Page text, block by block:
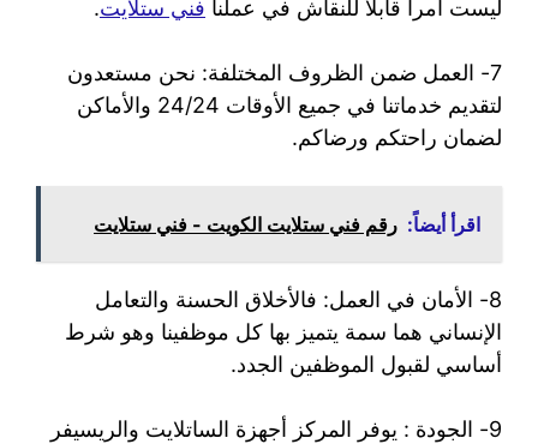
ليست أمراً قابلاً للنقاش في عملنا فني ستلايت.
7- العمل ضمن الظروف المختلفة: نحن مستعدون
لتقديم خدماتنا في جميع الأوقات 24/24 والأماكن
لضمان راحتكم ورضاكم.
اقرأ أيضاً: رقم فني ستلايت الكويت - فني ستلايت
8- الأمان في العمل: فالأخلاق الحسنة والتعامل
الإنساني هما سمة يتميز بها كل موظفينا وهو شرط
أساسي لقبول الموظفين الجدد.
9- الجودة : يوفر المركز أجهزة الساتلايت والريسيفر